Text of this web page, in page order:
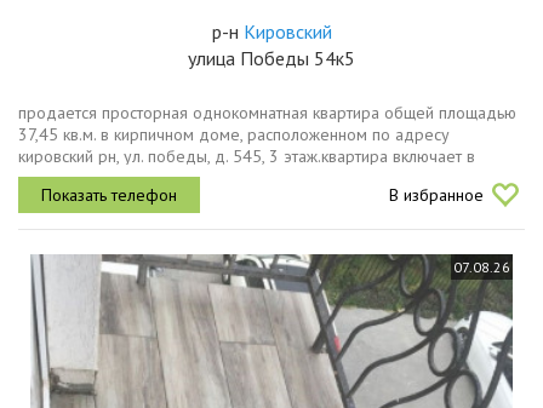
р-н Кировский
улица Победы 54к5
продается просторная однокомнатная квартира общей площадью
37,45 кв.м. в кирпичном доме, расположенном по адресу
кировский рн, ул. победы, д. 545, 3 этаж.квартира включает в
себяпросторную кухню 9,9 кв.м. с раскладным диваном доп
спальное место,...
В избранное
07.08.26